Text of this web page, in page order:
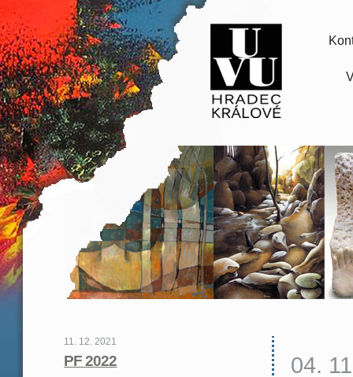
11. 12. 2021
PF 2022 04.